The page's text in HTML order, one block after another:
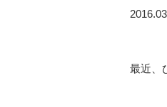
最近、